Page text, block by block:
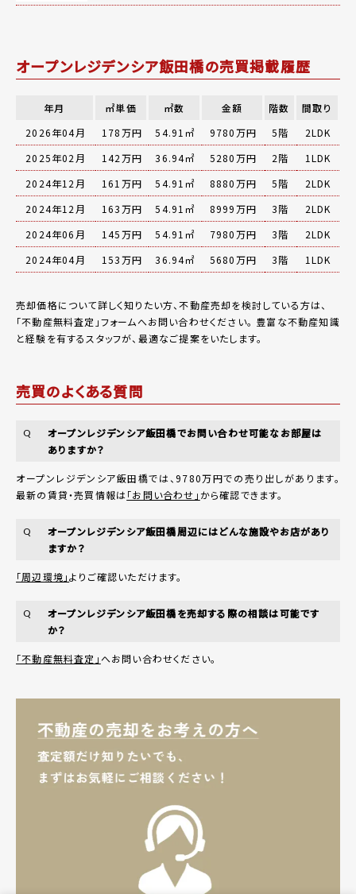
オープンレジデンシア飯田橋の売買掲載履歴
年月 ㎡単価 ㎡数 金額 階数
間取り
2026年04月
178万円 54.91㎡ 9780万円 5階
2LDK
2025年02月
142万円 36.94㎡ 5280万円 2階
1LDK
2024年12月
161万円 54.91㎡ 8880万円 5階
2LDK
2024年12月
163万円 54.91㎡ 8999万円 3階
2LDK
2024年06月
145万円 54.91㎡ 7980万円 3階
2LDK
2024年04月
153万円 36.94㎡ 5680万円 3階 1LDK
売却価格について詳しく知りたい方、不動産売却を検討している方は、
「不動産無料査定 」フォームへお問い合わせください。 豊富な不動産知識
と経験を有するスタッフが、最適なご提案をいたします。
売買のよくある質問
Q
オープンレジデンシア飯田橋でお問い合わせ可能なお部屋は
ありますか？
オープンレジデンシア飯田橋では、9780万円での売り出しがあります。
最新の賃貸・売買情報は「お問い合わせ」 から確認できます。
Q
オープンレジデンシア飯田橋周辺にはどんな施設やお店があり
ますか？
「周辺環境」よりご確認いただけます。
Q
オープンレジデンシア飯田橋を売却する際の相談は可能です
か？
「不動産無料査定」へお問い合わせください。